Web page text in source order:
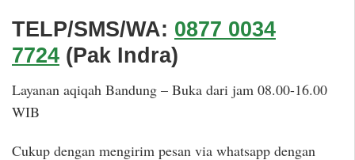
TELP/SMS/WA: 0877 0034
7724 (Pak Indra)
Layanan aqiqah Bandung – Buka dari jam 08.00-16.00
WIB
Cukup dengan mengirim pesan via whatsapp dengan